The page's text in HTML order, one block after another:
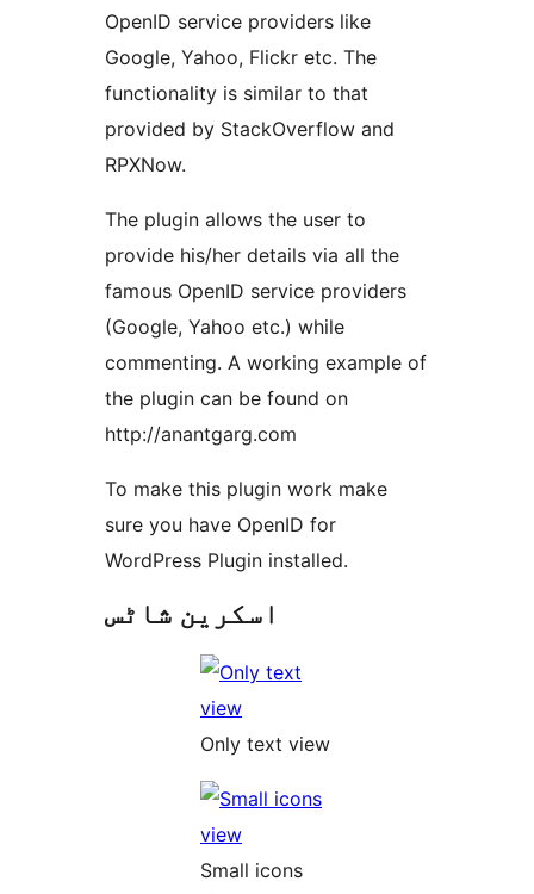
OpenID service providers like
Google, Yahoo, Flickr etc. The
functionality is similar to that
provided by StackOverflow and
RPXNow.
The plugin allows the user to
provide his/her details via all the
famous OpenID service providers
(Google, Yahoo etc.) while
commenting. A working example of
the plugin can be found on
http://anantgarg.com
To make this plugin work make
sure you have OpenID for
WordPress Plugin installed.
اسکرین شاٹس
Only text view
Small icons